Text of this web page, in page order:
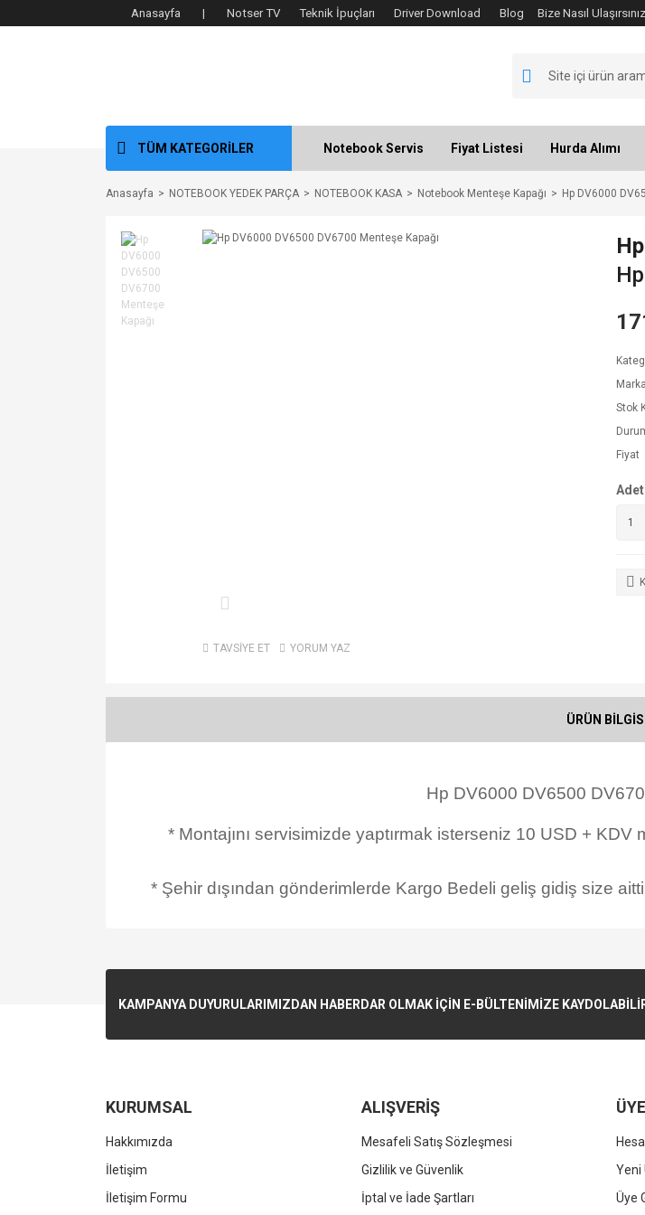
Anasayfa | Notser TV Teknik İpuçları Driver Download Blog Bize Nasıl Ulaşırsınız
TÜM KATEGORİLER Notebook Servis Fiyat Listesi Hurda Alımı
Anasayfa NOTEBOOK YEDEK PARÇA NOTEBOOK KASA Notebook Menteşe Kapağı Hp DV6000
TAVSİYE ET YORUM YAZ
Hp
Marka
Stok
Fiyat
Adet
ÜRÜN
Hp DV6000 DV6500
* Montajını servisimizde yaptırmak isterseniz 10 USD +
* Şehir dışından gönderimlerde Kargo Bedeli geliş gidiş size
KAMPANYA DUYURULARIMIZDAN HABERDAR OLMAK İÇİN E-BÜLTENİMİZE
KURUMSAL
Hakkımızda
İletişim
İletişim Formu
ALIŞVERİŞ
Mesafeli Satış Sözleşmesi
Gizlilik ve Güvenlik
İptal ve İade Şartları
Yeni
Üye